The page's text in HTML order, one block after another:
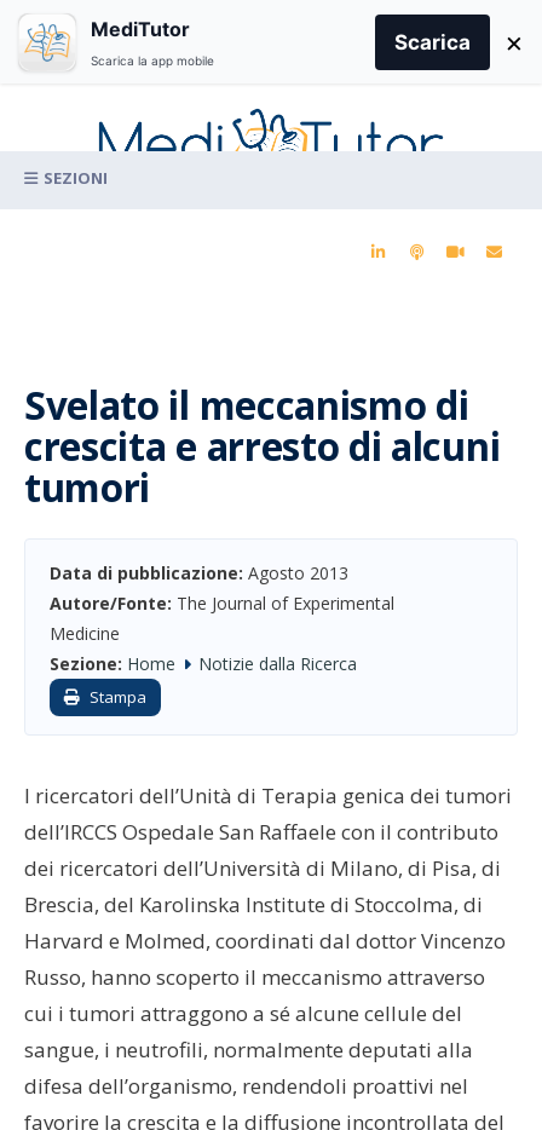
content
Svelato il meccanismo di
crescita e arresto di alcuni
tumori
Data di pubblicazione: Agosto 2013
Autore/Fonte: The Journal of Experimental
Medicine
Sezione: Home Notizie dalla Ricerca
Stampa
I ricercatori dell’Unità di Terapia genica dei tumori
dell’IRCCS Ospedale San Raffaele con il contributo
dei ricercatori dell’Università di Milano, di Pisa, di
Brescia, del Karolinska Institute di Stoccolma, di
Harvard e Molmed, coordinati dal dottor Vincenzo
Russo, hanno scoperto il meccanismo attraverso
cui i tumori attraggono a sé alcune cellule del
sangue, i neutrofili, normalmente deputati alla
difesa dell’organismo, rendendoli proattivi nel
favorire la crescita e la diffusione incontrollata del
for:
MediTutor
Scarica la app mobile
Scarica ×